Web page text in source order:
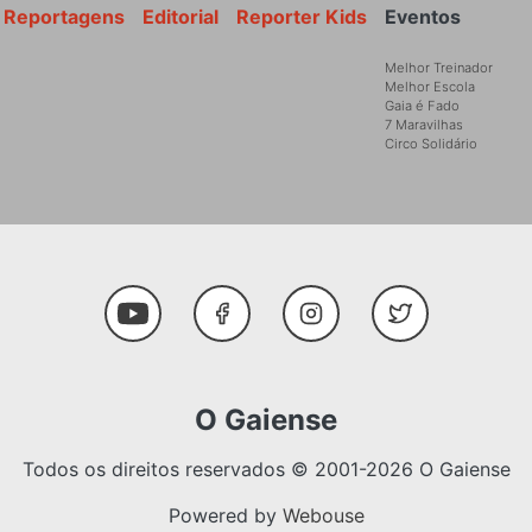
Eventos
Melhor Treinador
Melhor Escola
Gaia é Fado
7 Maravilhas
Circo Solidário
Reporter Kids
Editorial
Reportagens
Social Media
Youtube FacebookInstagramTwitter
O Gaiense
Todos os direitos reservados © 2001-2026 O Gaiense
Powered by Webouse